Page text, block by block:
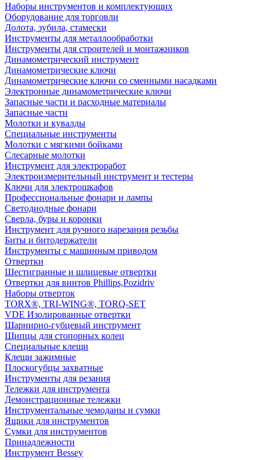
Наборы инструментов и комплектующих
Оборудование для торговли
Долота, зубила, стамески
Инструменты для металлообработки
Инструменты для строителей и монтажников
Динамометрический инструмент
Динамометрические ключи
Динамометрические ключи со сменными насадками
Электронные динамометрические ключи
Запасные части и расходные материалы
Запасные части
Молотки и кувалды
Специальные инструменты
Молотки с мягкими бойками
Слесарные молотки
Инструмент для электроработ
Электроизмерительный инструмент и тестеры
Ключи для электрошкафов
Профессиональные фонари и лампы
Светодиодные фонари
Сверла, буры и коронки
Инструмент для ручного нарезания резьбы
Биты и битодержатели
Инструменты с машинным приводом
Отвертки
Шестигранные и шлицевые отвертки
Отвертки для винтов Phillips,Pozidriv
Наборы отверток
TORX®, TRI-WING®, TORQ-SET
VDE Изолированные отвертки
Шарнирно-губцевый инструмент
Щипцы для стопорных колец
Специальные клещи
Клещи зажимные
Плоскогубцы захватные
Инструменты для резания
Тележки для инструмента
Демонстрационные тележки
Инструментальные чемоданы и сумки
Ящики для инструментов
Сумки для инструментов
Принадлежности
Инструмент Bessey